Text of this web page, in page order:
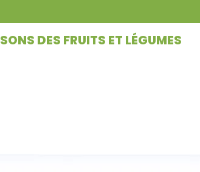
DES FRUITS ET LÉGUMES